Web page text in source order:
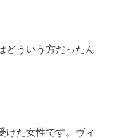
どういう方だったん
た女性です。ヴィ